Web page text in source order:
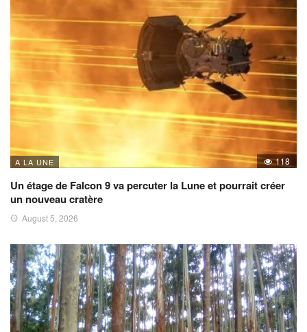
A LA UNE 118
Un étage de Falcon 9 va percuter la Lune et pourrait créer
un nouveau cratère
August 5, 2026